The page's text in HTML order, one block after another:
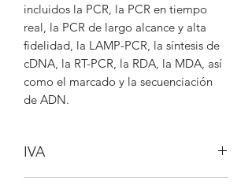
incluidos la PCR, la PCR en tiempo
real, la PCR de largo alcance y alta
fidelidad, la LAMP-PCR, la síntesis de
cDNA, la RT-PCR, la RDA, la MDA, así
como el marcado y la secuenciación
de ADN.
IVA